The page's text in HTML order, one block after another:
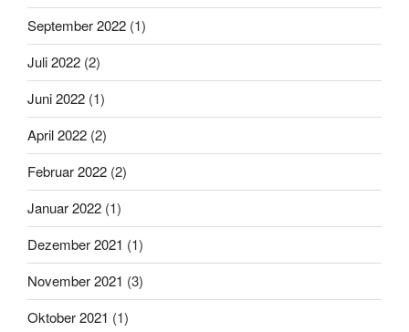
September 2022 (1)
Juli 2022 (2)
Juni 2022 (1)
April 2022 (2)
Februar 2022 (2)
Januar 2022 (1)
Dezember 2021 (1)
November 2021 (3)
Oktober 2021 (1)